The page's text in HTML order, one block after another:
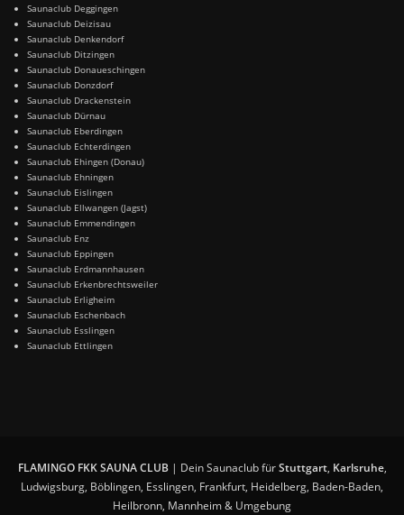
Saunaclub Deggingen
Saunaclub Deizisau
Saunaclub Denkendorf
Saunaclub Ditzingen
Saunaclub Donaueschingen
Saunaclub Donzdorf
Saunaclub Drackenstein
Saunaclub Dürnau
Saunaclub Eberdingen
Saunaclub Echterdingen
Saunaclub Ehingen (Donau)
Saunaclub Ehningen
Saunaclub Eislingen
Saunaclub Ellwangen (Jagst)
Saunaclub Emmendingen
Saunaclub Enz
Saunaclub Eppingen
Saunaclub Erdmannhausen
Saunaclub Erkenbrechtsweiler
Saunaclub Erligheim
Saunaclub Eschenbach
Saunaclub Esslingen
Saunaclub Ettlingen
FLAMINGO FKK SAUNA CLUB| Dein Saunaclub fürStuttgart, Karlsruhe,
Ludwigsburg, Böblingen, Esslingen, Frankfurt, Heidelberg, Baden-Baden,
Heilbronn, Mannheim & Umgebung